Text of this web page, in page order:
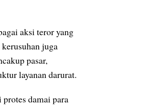
aksi teror yang
juga
pasar,
layanan darurat.
damai para